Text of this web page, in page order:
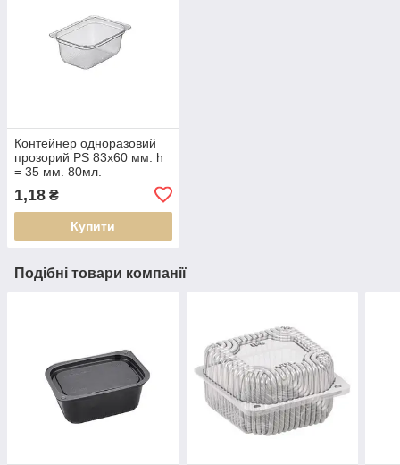
Контейнер одноразовий
прозорий PS 83х60 мм. h
= 35 мм. 80мл.
1,18 ₴
Купити
Подібні товари компанії